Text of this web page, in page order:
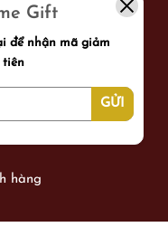
hàng
Gift
để nhận mã giảm
tiên